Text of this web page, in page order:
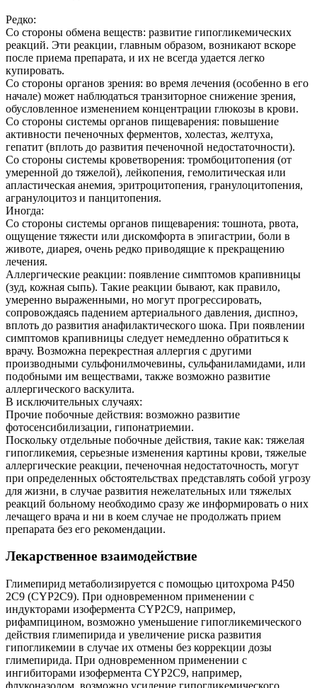
Редко:
Со стороны обмена веществ: развитие гипогликемических
реакций. Эти реакции, главным образом, возникают вскоре
после приема препарата, и их не всегда удается легко
купировать.
Со стороны органов зрения: во время лечения (особенно в его
начале) может наблюдаться транзиторное снижение зрения,
обусловленное изменением концентрации глюкозы в крови.
Со стороны системы органов пищеварения: повышение
активности печеночных ферментов, холестаз, желтуха,
гепатит (вплоть до развития печеночной недостаточности).
Со стороны системы кроветворения: тромбоцитопения (от
умеренной до тяжелой), лейкопения, гемолитическая или
апластическая анемия, эритроцитопения, гранулоцитопения,
агранулоцитоз и панцитопения.
Иногда:
Со стороны системы органов пищеварения: тошнота, рвота,
ощущение тяжести или дискомфорта в эпигастрии, боли в
животе, диарея, очень редко приводящие к прекращению
лечения.
Аллергические реакции: появление симптомов крапивницы
(зуд, кожная сыпь). Такие реакции бывают, как правило,
умеренно выраженными, но могут прогрессировать,
сопровождаясь падением артериального давления, диспноэ,
вплоть до развития анафилактического шока. При появлении
симптомов крапивницы следует немедленно обратиться к
врачу. Возможна перекрестная аллергия с другими
производными сульфонилмочевины, сульфаниламидами, или
подобными им веществами, также возможно развитие
аллергического васкулита.
В исключительных случаях:
Прочие побочные действия: возможно развитие
фотосенсибилизации, гипонатриемии.
Поскольку отдельные побочные действия, такие как: тяжелая
гипогликемия, серьезные изменения картины крови, тяжелые
аллергические реакции, печеночная недостаточность, могут
при определенных обстоятельствах представлять собой угрозу
для жизни, в случае развития нежелательных или тяжелых
реакций больному необходимо сразу же информировать о них
лечащего врача и ни в коем случае не продолжать прием
препарата без его рекомендации.
Лекарственное взаимодействие
Глимепирид метаболизируется с по­мощью цитохрома Р450
2С9 (CYP2C9). При одновременном применении с
индукторами изофермента CYP2C9, например,
рифампицином, возможно уменьшение гипогликемического
действия глимепирида и увеличение риска развития
гипогликемии в случае их отмены без коррекции дозы
глимепирида. При одновременном при­менении с
ингибиторами изофермента CYP2C9, например,
флуконазолом, воз­можно усиление гипогликемического